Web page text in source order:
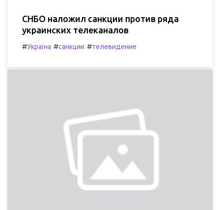
СНБО наложил санкции против ряда
украинских телеканалов
#Україна #санкции #телевидение